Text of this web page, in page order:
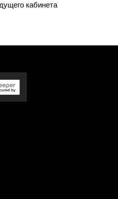
кабинета